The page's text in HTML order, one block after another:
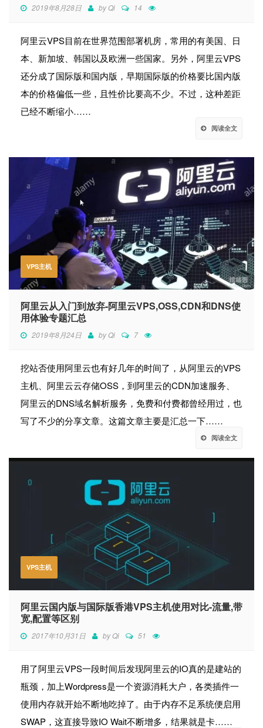
2019年8月28日 byQi 14
阿里云VPS目前在世界范围部署机房，常用的有美国、日
本、新加坡、韩国以及欧洲一些国家。另外，阿里云VPS
还分成了国际版和国内版，早期国际版的价格要比国内版
本的价格偏低一些，且性价比要高不少。不过，这种差距
已经不断缩小……
阅读全文
VPS主机
阿里云从入门到放弃-阿里云VPS,OSS,CDN和DNS使
用体验专题汇总
2019年8月24日 byQi 7
挖站否使用阿里云也有好几年的时间了，从阿里云的VPS
主机、阿里云云存储OSS，到阿里云的CDN加速服务、
阿里云的DNS域名解析服务，免费和付费都曾经用过，也
写了不少的分享文章。这篇文章主要是汇总一下……
阅读全文
VPS主机
阿里云国内版与国际版香港VPS主机使用对比-流量,带
宽,配置等区别
2017年10月31日 byQi 51
用了阿里云VPS一段时间后发现阿里云的IO真的是建站的
瓶颈，加上Wordpress是一个资源消耗大户，各类插件一
使用内存就开始不断地吃掉了。由于内存不足系统便启用
SWAP，这直接导致IO Wait不断增多，结果就是卡……